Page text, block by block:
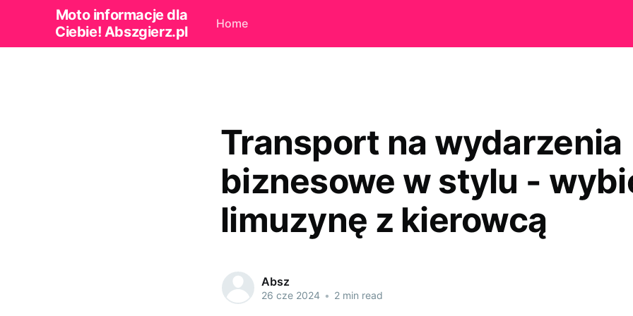
Moto informacje dla
Ciebie! Abszgierz.pl
Home
Transport na wydarzenia
biznesowe w stylu -
limuzynę z kierowcą
Absz
26 cze 2024 • 2 min read